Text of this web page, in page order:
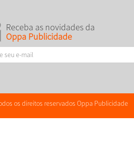
Receba as novidades da
Oppa Publicidade
os direitos reservados Oppa Publicidade